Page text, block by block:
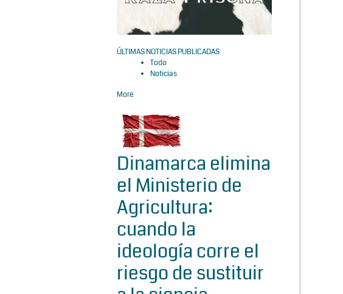
ÚLTIMAS NOTICIAS PUBLICADAS
Todo
Noticias
More
Dinamarca elimina
el Ministerio de
Agricultura:
cuando la
ideología corre el
riesgo de sustituir